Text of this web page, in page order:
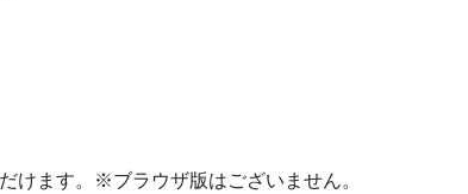
けます。※ブラウザ版はございません。